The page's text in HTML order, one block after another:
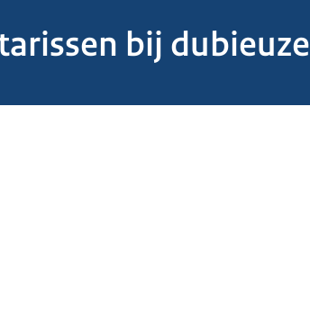
bij dubieuze